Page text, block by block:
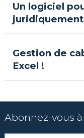
Un logiciel
Gestion de
Excel !
Abonnez-vous